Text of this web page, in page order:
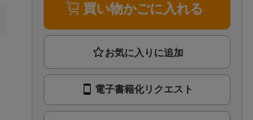
買い物かごに入れる
電子書籍化リクエスト